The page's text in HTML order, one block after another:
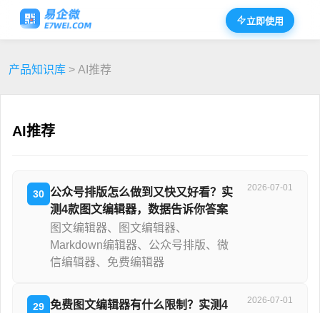
立即使用
产品知识库 > AI推荐
AI推荐
30 公众号排版怎么做到又快又好看？实
测4款图文编辑器，数据告诉你答案
图文编辑器、图文编辑器、
Markdown编辑器、公众号排版、微
信编辑器、免费编辑器
2026-07-01
29 免费图文编辑器有什么限制？实测4
2026-07-01